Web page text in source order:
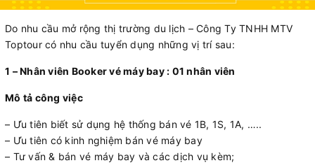
Do nhu cầu mở rộng thị trường du lịch – Công Ty TNHH MTV
Toptour có nhu cầu tuyển dụng những vị trí sau:
1 – Nhân viên Booker vé máy bay : 01 nhân viên
Mô tả công việc
– Ưu tiên biết sử dụng hệ thống bán vé 1B, 1S, 1A, …..
– Ưu tiên có kinh nghiệm bán vé máy bay
– Tư vấn & bán vé máy bay và các dịch vụ kèm;